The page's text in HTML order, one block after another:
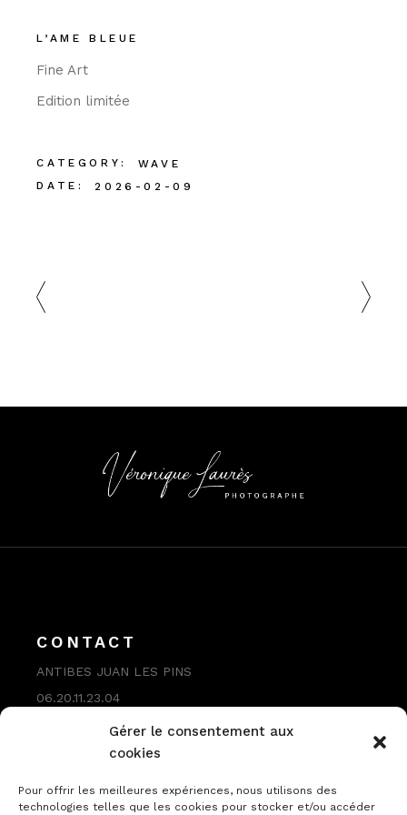
Gérer le consentement aux
cookies
Pour offrir les meilleures expériences, nous utilisons des
technologies telles que les cookies pour stocker et/ou accéder
L’AME BLEUE
Fine Art
Edition limitée
CATEGORY:
WAVE
DATE:
2026-02-09
CONTACT
ANTIBES JUAN LES PINS
06.20.11.23.04
contact@veroniquelaures.com